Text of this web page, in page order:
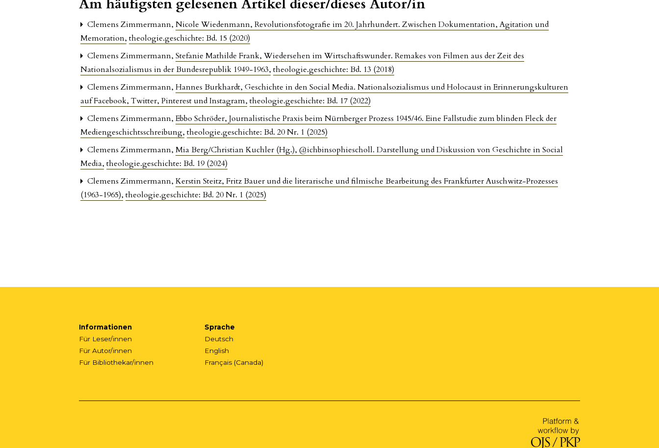
Am häufigsten gelesenen Artikel dieser/dieses Autor/in
Clemens Zimmermann,Nicole Wiedenmann, Revolutionsfotografie im 20. Jahrhundert. Zwischen Dokumentation, Agitation und
Memoration,theologie.geschichte: Bd. 15 (2020)
Clemens Zimmermann,Stefanie Mathilde Frank, Wiedersehen im Wirtschaftswunder. Remakes von Filmen aus der Zeit des
Nationalsozialismus in der Bundesrepublik 1949-1963,theologie.geschichte: Bd. 13 (2018)
Clemens Zimmermann,Hannes Burkhardt, Geschichte in den Social Media. Nationalsozialismus und Holocaust in Erinnerungskulturen
auf Facebook, Twitter, Pinterest und Instagram,theologie.geschichte: Bd. 17 (2022)
Clemens Zimmermann,Ebbo Schröder, Journalistische Praxis beim Nürnberger Prozess 1945/46. Eine Fallstudie zum blinden Fleck der
Mediengeschichtsschreibung,theologie.geschichte: Bd. 20 Nr. 1 (2025)
Clemens Zimmermann,Mia Berg/Christian Kuchler (Hg.), @ichbinsophiescholl. Darstellung und Diskussion von Geschichte in Social
Media,theologie.geschichte: Bd. 19 (2024)
Clemens Zimmermann,Kerstin Steitz, Fritz Bauer und die literarische und filmische Bearbeitung des Frankfurter Auschwitz-Prozesses
(1963-1965),theologie.geschichte: Bd. 20 Nr. 1 (2025)
Informationen
Für Leser/innen
Für Autor/innen
Für Bibliothekar/innen
Sprache
Deutsch
English
Français (Canada)